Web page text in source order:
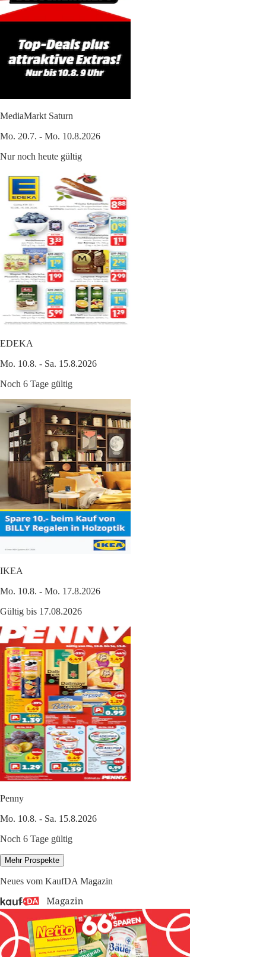
MediaMarkt Saturn
Mo. 20.7. - Mo. 10.8.2026
Nur noch heute gültig
EDEKA
Mo. 10.8. - Sa. 15.8.2026
Noch 6 Tage gültig
IKEA
Mo. 10.8. - Mo. 17.8.2026
Gültig bis 17.08.2026
Penny
Mo. 10.8. - Sa. 15.8.2026
Noch 6 Tage gültig
Mehr Prospekte
Neues vom KaufDA Magazin